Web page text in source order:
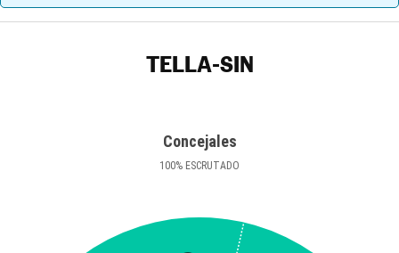
TELLA-SIN
Concejales
100% ESCRUTADO